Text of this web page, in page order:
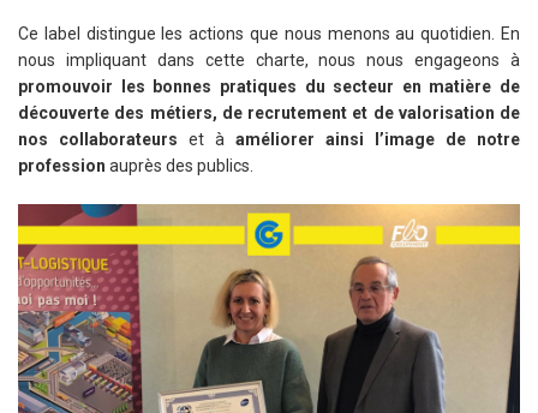
Ce label distingue les actions que nous menons au quotidien. En
nous impliquant dans cette charte, nous nous engageons à
promouvoir les bonnes pratiques du secteur en matière de
découverte des métiers, de recrutement et de valorisation de
nos collaborateurs et à améliorer ainsi l’image de notre
profession auprès des publics.